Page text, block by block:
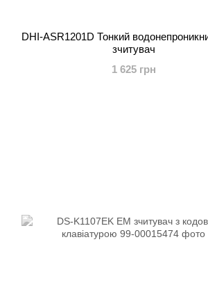
DHI-ASR1201D Тонкий
зчитувач
1 625 грн